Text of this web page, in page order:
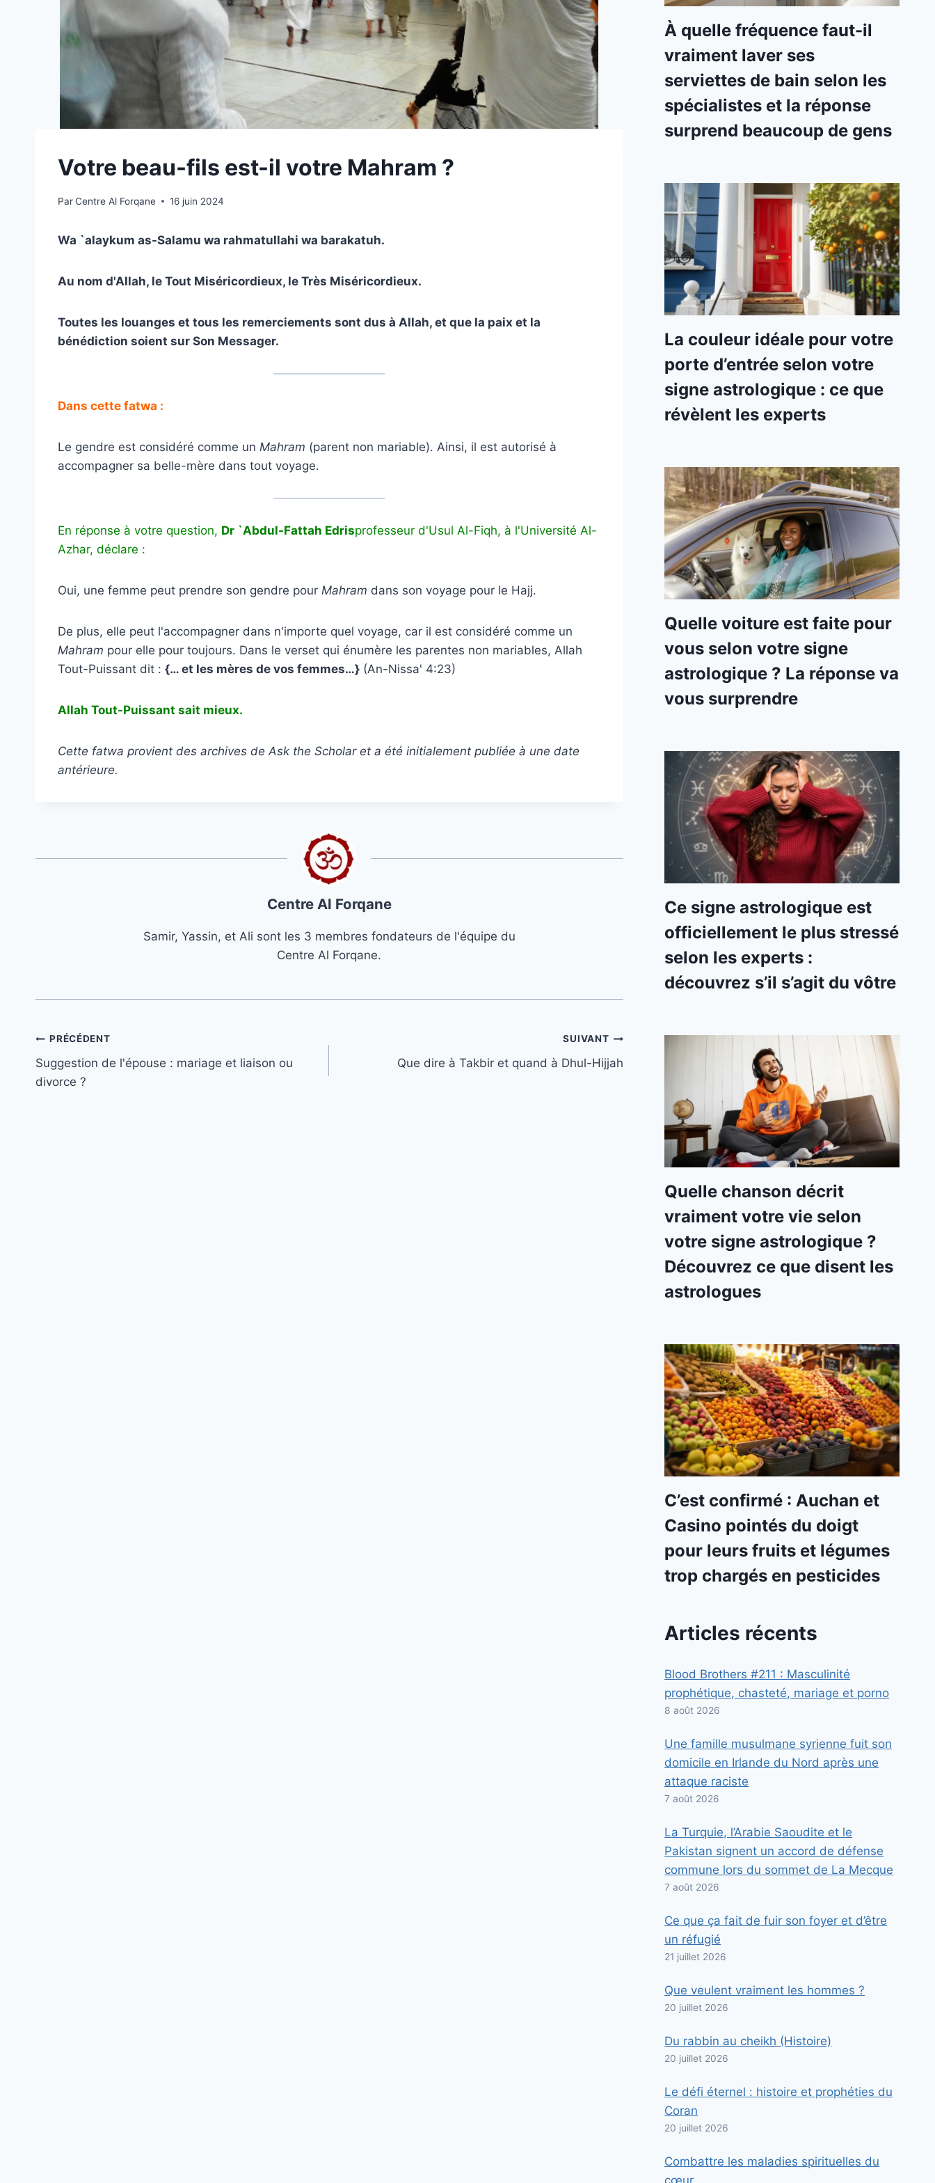
Votre beau-fils est-il votre Mahram ?
ParCentre Al Forqane 16 juin 2024
Wa `alaykum as-Salamu wa rahmatullahi wa barakatuh.
Au nom d'Allah, le Tout Miséricordieux, le Très Miséricordieux.
Toutes les louanges et tous les remerciements sont dus à Allah, et que la paix et la
bénédiction soient sur Son Messager.
Dans cette fatwa :
Le gendre est considéré comme un Mahram (parent non mariable). Ainsi, il est autorisé à
accompagner sa belle-mère dans tout voyage.
En réponse à votre question, Dr `Abdul-Fattah Edrisprofesseur d'Usul Al-Fiqh, à l'Université Al-
Azhar, déclare :
Oui, une femme peut prendre son gendre pour Mahram dans son voyage pour le Hajj.
De plus, elle peut l'accompagner dans n'importe quel voyage, car il est considéré comme un
Mahram pour elle pour toujours. Dans le verset qui énumère les parentes non mariables, Allah
Tout-Puissant dit : {… et les mères de vos femmes…} (An-Nissa' 4:23)
Allah Tout-Puissant sait mieux.
Cette fatwa provient des archives de Ask the Scholar et a été initialement publiée à une date
antérieure.
Centre Al Forqane
Samir, Yassin, et Ali sont les 3 membres fondateurs de l'équipe du
Centre Al Forqane.
Navigation
de
PRÉCÉDENT
Suggestion de l'épouse : mariage et liaison ou
divorce ?
SUIVANT
Que dire à Takbir et quand à Dhul-Hijjah
À quelle fréquence faut-il
vraiment laver ses
serviettes de bain selon les
spécialistes et la réponse
surprend beaucoup de gens
La couleur idéale pour votre
porte d’entrée selon votre
signe astrologique : ce que
révèlent les experts
Quelle voiture est faite pour
vous selon votre signe
astrologique ? La réponse va
vous surprendre
Ce signe astrologique est
officiellement le plus stressé
selon les experts :
découvrez s’il s’agit du vôtre
Quelle chanson décrit
vraiment votre vie selon
votre signe astrologique ?
Découvrez ce que disent les
astrologues
C’est confirmé : Auchan et
Casino pointés du doigt
pour leurs fruits et légumes
trop chargés en pesticides
Articles récents
Blood Brothers #211 : Masculinité
prophétique, chasteté, mariage et porno
8 août 2026
Une famille musulmane syrienne fuit son
domicile en Irlande du Nord après une
attaque raciste
7 août 2026
La Turquie, l’Arabie Saoudite et le
Pakistan signent un accord de défense
commune lors du sommet de La Mecque
7 août 2026
Ce que ça fait de fuir son foyer et d’être
un réfugié
21 juillet 2026
Que veulent vraiment les hommes ?
20 juillet 2026
Du rabbin au cheikh (Histoire)
20 juillet 2026
Le défi éternel : histoire et prophéties du
Coran
20 juillet 2026
Combattre les maladies spirituelles du